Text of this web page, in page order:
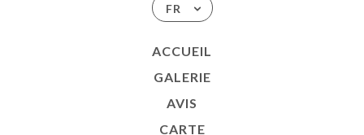
FR
ACCUEIL
GALERIE
AVIS
CARTE